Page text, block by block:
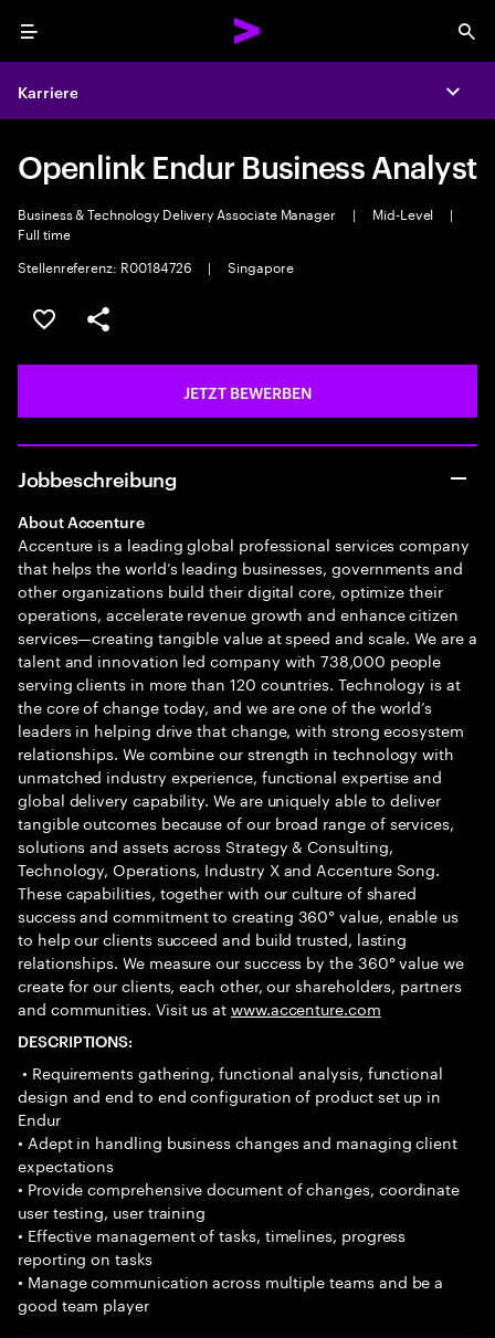
Menu
Karriere
Openlink Endur Business Analyst
Business & Technology Delivery Associate Manager | Mid-Level
|
Full time
Stellenreferenz: R00184726
| Singapore
JOB SPEICHERN
Teilen
JETZT BEWERBEN
Jobbeschreibung
About Accenture
Accenture is a leading global professional services company
that helps the world’s leading businesses, governments and
other organizations build their digital core, optimize their
operations, accelerate revenue growth and enhance citizen
services—creating tangible value at speed and scale. We are a
talent and innovation led company with 738,000 people
serving clients in more than 120 countries. Technology is at
the core of change today, and we are one of the world’s
leaders in helping drive that change, with strong ecosystem
relationships. We combine our strength in technology with
unmatched industry experience, functional expertise and
global delivery capability. We are uniquely able to deliver
tangible outcomes because of our broad range of services,
solutions and assets across Strategy & Consulting,
Technology, Operations, Industry X and Accenture Song.
These capabilities, together with our culture of shared
success and commitment to creating 360° value, enable us
to help our clients succeed and build trusted, lasting
relationships. We measure our success by the 360° value we
create for our clients, each other, our shareholders, partners
and communities. Visit us atwww.accenture.com
DESCRIPTIONS:
• Requirements gathering, functional analysis, functional
design and end to end configuration of product set up in
Endur
• Adept in handling business changes and managing client
expectations
• Provide comprehensive document of changes, coordinate
user testing, user training
• Effective management of tasks, timelines, progress
reporting on tasks
• Manage communication across multiple teams and be a
good team player